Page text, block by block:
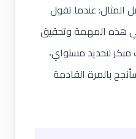
المثال: عندما تقول
هذه المهمة وتحقيق
لتحديد مستواي،
بالمرة القادمة